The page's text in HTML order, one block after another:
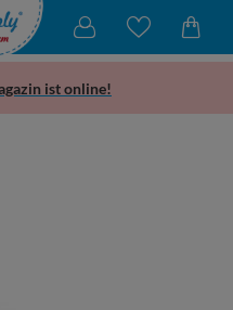
ist online!